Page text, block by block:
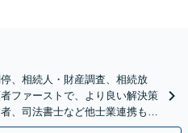
、相続人・財産調査、相続放
ファーストで、より良い解決策
、司法書士など他士業連携もワ